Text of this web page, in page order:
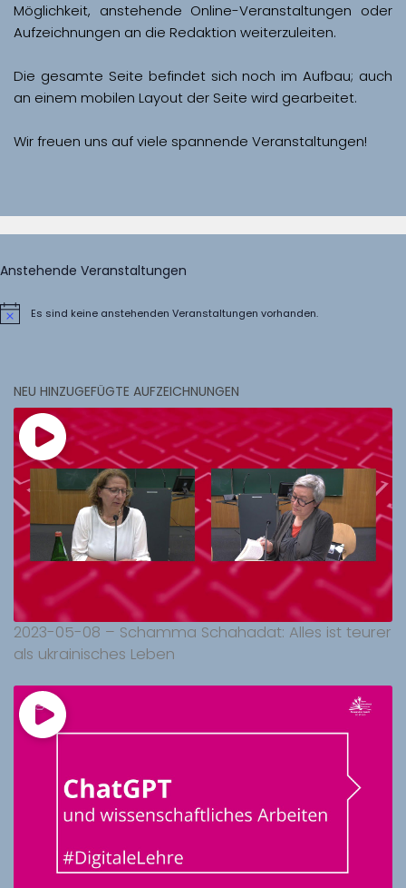
Möglichkeit, anstehende Online-Veranstaltungen oder
Aufzeichnungen an die Redaktion weiterzuleiten.
Die gesamte Seite befindet sich noch im Aufbau; auch
Wir freuen uns auf viele spannende Veranstaltungen!
Anstehende Veranstaltungen
HinweisEs sind keine anstehenden Veranstaltungen vorhanden.
NEU HINZUGEFÜGTE AUFZEICHNUNGEN
2023-05-08 – Schamma Schahadat: Alles ist teurer
als ukrainisches Leben